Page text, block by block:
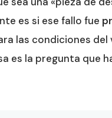
es si ese fallo fue
las condiciones del
es la pregunta que